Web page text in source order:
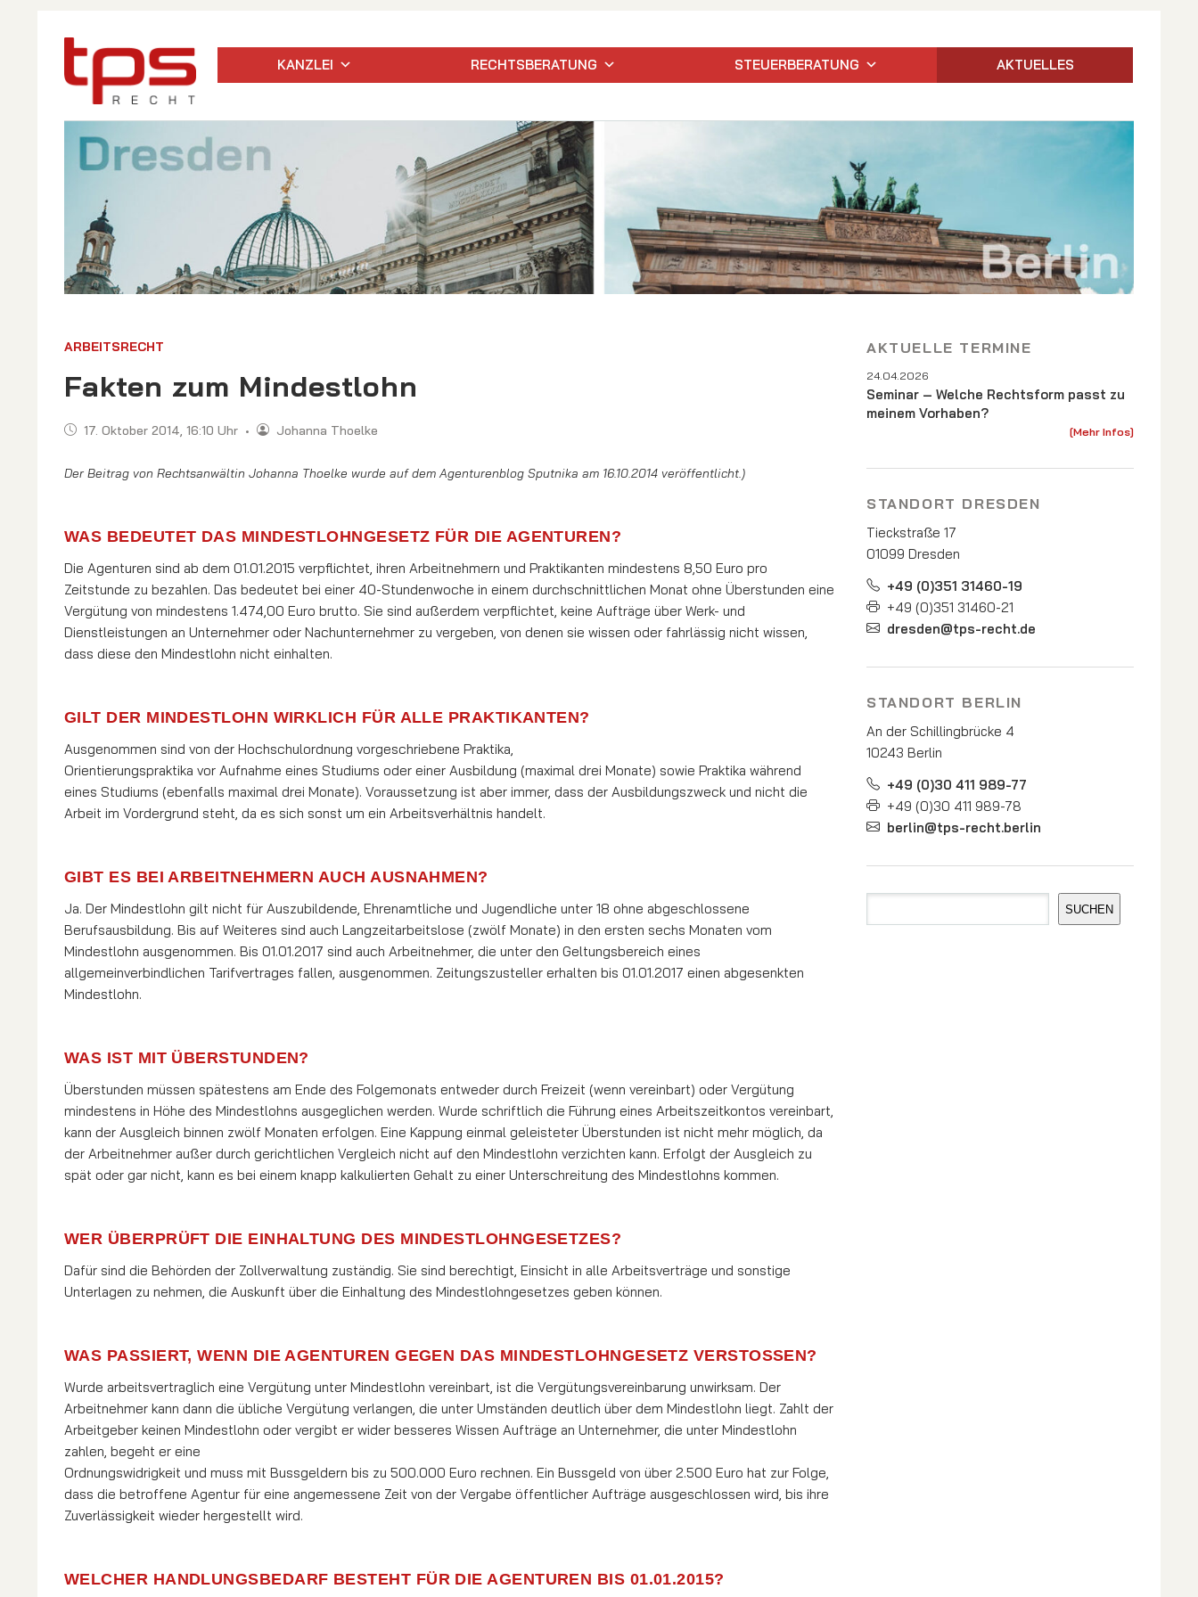
KANZLEI RECHTSBERATUNG STEUERBERATUNG AKTUELLES
ARBEITSRECHT
Fakten zum Mindestlohn
17. Oktober 2014, 16:10 Uhr • Johanna Thoelke
Der Beitrag von Rechtsanwältin Johanna Thoelke wurde auf dem Agenturenblog Sputnika am 16.10.2014 veröffentlicht.)
WAS BEDEUTET DAS MINDESTLOHNGESETZ FÜR DIE AGENTUREN?
Die Agenturen sind ab dem 01.01.2015 verpflichtet, ihren Arbeitnehmern und Praktikanten min­des­tens 8,50 Euro pro
Zeitstunde zu bezahlen. Das bedeutet bei einer 40-Stundenwoche in einem durchschnittlichen Monat ohne Überstunden eine
Vergütung von mindestens 1.474,00 Euro brutto. Sie sind außerdem verpflichtet, keine Aufträge über Werk- und
Dienstleistungen an Unternehmer oder Nachunternehmer zu vergeben, von denen sie wissen oder fahrlässig nicht wissen,
dass diese den Mindestlohn nicht einhalten.
GILT DER MINDESTLOHN WIRKLICH FÜR ALLE PRAKTIKANTEN?
Ausgenommen sind von der Hochschulordnung vorgeschriebene Praktika,
Orientierungspraktika vor Aufnahme eines Studiums oder einer Ausbildung (maximal drei Monate) sowie Praktika während
eines Studiums (ebenfalls maximal drei Monate). Voraussetzung ist aber immer, dass der Ausbildungszweck und nicht die
Arbeit im Vordergrund steht, da es sich sonst um ein Arbeitsverhältnis handelt.
GIBT ES BEI ARBEITNEHMERN AUCH AUSNAHMEN?
Ja. Der Mindestlohn gilt nicht für Auszubildende, Ehrenamtliche und Jugendliche unter 18 ohne abgeschlossene
Berufsausbildung. Bis auf Weiteres sind auch Langzeitarbeitslose (zwölf Monate) in den ersten sechs Monaten vom
Mindestlohn ausgenommen. Bis 01.01.2017 sind auch Arbeitnehmer, die unter den Geltungsbereich eines
allgemeinverbindlichen Tarifvertrages fallen, ausgenommen. Zeitungszusteller erhalten bis 01.01.2017 einen abgesenkten
Mindestlohn.
WAS IST MIT ÜBERSTUNDEN?
Überstunden müssen spätestens am Ende des Folgemonats entweder durch Freizeit (wenn vereinbart) oder Vergütung
mindestens in Höhe des Mindestlohns ausgeglichen werden. Wurde schriftlich die Führung eines Arbeitszeitkontos vereinbart,
kann der Ausgleich binnen zwölf Monaten erfolgen. Eine Kappung einmal geleisteter Überstunden ist nicht mehr möglich, da
der Arbeitnehmer außer durch gerichtlichen Vergleich nicht auf den Mindestlohn verzichten kann. Erfolgt der Ausgleich zu
spät oder gar nicht, kann es bei einem knapp kalkulierten Gehalt zu einer Unterschreitung des Mindestlohns kommen.
WER ÜBERPRÜFT DIE EINHALTUNG DES MINDESTLOHNGESETZES?
Dafür sind die Behörden der Zollverwaltung zuständig. Sie sind berechtigt, Einsicht in alle Arbeitsverträge und sonstige
Unterlagen zu nehmen, die Auskunft über die Einhaltung des Mindestlohngesetzes geben können.
WAS PASSIERT, WENN DIE AGENTUREN GEGEN DAS MINDESTLOHNGESETZ VERSTOSSEN?
Wurde arbeitsvertraglich eine Vergütung unter Mindestlohn vereinbart, ist die Vergütungsvereinbarung un­wirk­sam. Der
Arbeitnehmer kann dann die übliche Vergütung verlangen, die unter Um­stän­den deut­lich ü­ber dem Mindestlohn liegt. Zahlt der
Arbeitgeber keinen Min­dest­lohn oder vergibt er wider bes­seres Wissen Aufträge an Unternehmer, die unter Mindestlohn
zahlen, be­geht er eine
Ord­nungs­wi­drigkeit und muss mit Bussgeldern bis zu 500.000 Euro rechnen. Ein Bussgeld von über 2.500 Euro hat zur Folge,
dass die betroffene Agentur für eine angemessene Zeit von der Vergabe öffentlicher Auf­trä­ge aus­ge­schlos­sen wird, bis ihre
Zuverlässigkeit wieder hergestellt wird.
WELCHER HANDLUNGSBEDARF BESTEHT FÜR DIE AGENTUREN BIS 01.01.2015?
AKTUELLE TERMINE
24.04.2026
Seminar – Welche Rechtsform passt zu
meinem Vorhaben?
[Mehr Infos]
STANDORT DRESDEN
Tieckstraße 17
01099 Dresden
+49 (0)351 31460-19
+49 (0)351 31460-21
dresden@tps-recht.de
STANDORT BERLIN
An der Schillingbrücke 4
10243 Berlin
+49 (0)30 411 989-77
+49 (0)30 411 989-78
berlin@tps-recht.berlin
SUCHEN